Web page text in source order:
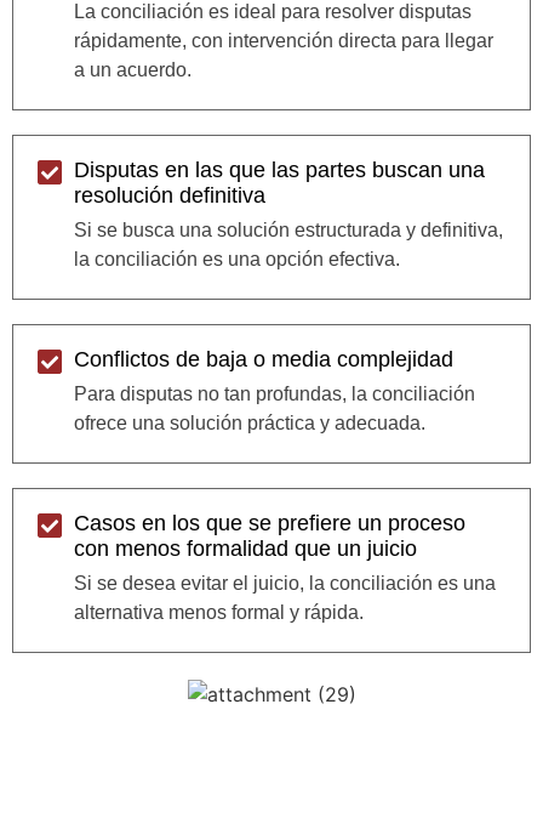
La conciliación es ideal para resolver disputas
rápidamente, con intervención directa para llegar
a un acuerdo.
Disputas en las que las partes buscan una
resolución definitiva
Si se busca una solución estructurada y definitiva,
la conciliación es una opción efectiva.
Conflictos de baja o media complejidad
Para disputas no tan profundas, la conciliación
ofrece una solución práctica y adecuada.
Casos en los que se prefiere un proceso
con menos formalidad que un juicio
Si se desea evitar el juicio, la conciliación es una
alternativa menos formal y rápida.